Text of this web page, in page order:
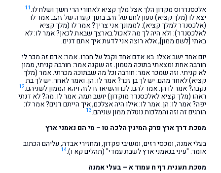
אלכסנדרוס מקדון הלך אצל מלך קציא לאחורי הרי חשך ושלח לו.11
יצא לו (מלך קציא) טעון לחם של זהב בתוך קערה של זהב. אמר לו
(אלכסנדר למלך קציא): לממונך אני צריך? אמר לו (מלך קציא
לאלכסנדר): ולא היה לך מה לאכול בארצך שבאת לכאן? אמר לו: לא
באתי [לשם ממון], אלא רוצה אני לדעת איך אתם דנים.
יום אחד ישב אצלו. בא אדם אחד וקבל על חברו. אמר: אדם זה מכר לי
חורבה אחת ומצאתי בתוכה מטמון. זה שקנה אמר: חורבה קניתי, ממון
לא קניתי. וזה שמכר אמר: חורבה וכל מה שבתוכה מכרתי. אמר (מלך
קציא) לאחד מהם: יש לך בן זכר? אמר לו: הן. ואמר לאחר: יש לך בת
נקבה? אמר לו הן. אמר להם: לכו והשיאו זו לזה ויהא הממון לשניהם.12
ראהו (מלך קציא לאלכסנדר מוקדון) יושב תמה. אמר לו: מה? לא דנתי
יפה? אמר לו: הן. אמר לו: אילו היה אצלכם, איך הייתם דנים? אמר לו:
הורגים זה וזה והמלכות נוטלת ממון שניהם.13
מסכת דרך ארץ פרק המינין הלכה טו – מי הם נאמני ארץ
בעלי אמנה, ומכסי רזים, ומשיבי פקדון, ומחזירי אבדה, עליהם הכתוב
אומר: "עיני בנאמני ארץ לשבת עמדי" (תהלים קא ו).14
מסכת תענית דף ח עמוד א – בעלי אמנה